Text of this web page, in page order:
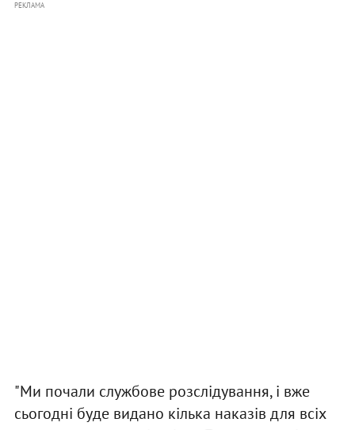
РЕКЛАМА
"Ми почали службове розслідування, і вже
сьогодні буде видано кілька наказів для всіх